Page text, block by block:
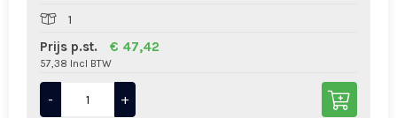
1
Prijs p.st.
€ 47,42
57,38 Incl BTW
- +